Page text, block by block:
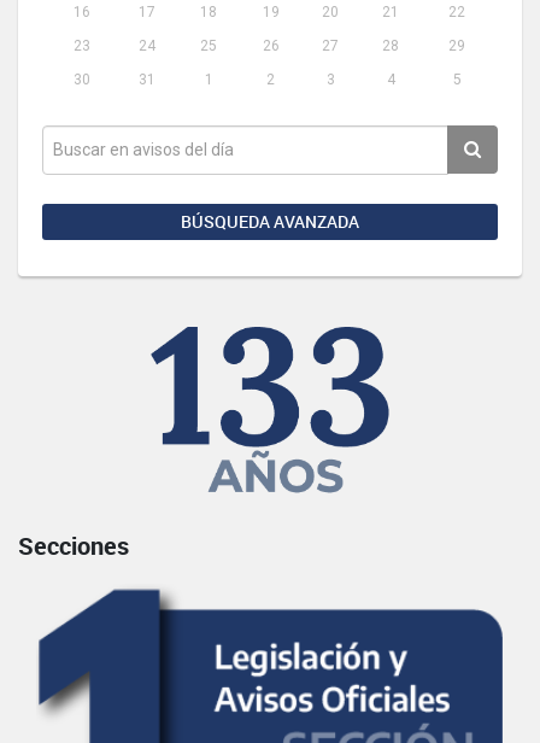
16
17 18 19 20 21
22
23
24 25 26 27 28
29
30
31 1 2 3 4 5
BÚSQUEDA AVANZADA
Secciones